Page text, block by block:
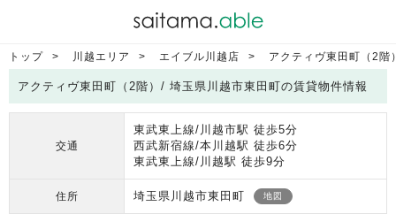
トップ 川越エリア エイブル川越店 アクティヴ東田町（2階
アクティヴ東田町（2階）/ 埼玉県川越市東田町の賃貸物件情報
交通
東武東上線/川越市駅 徒歩5分
西武新宿線/本川越駅 徒歩6分
東武東上線/川越駅 徒歩9分
住所 埼玉県川越市東田町 地図